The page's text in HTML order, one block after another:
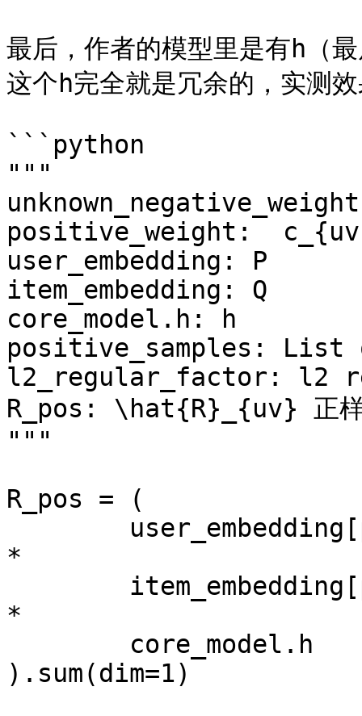
最后，作者的模型里是有h（
这个h完全就是冗余的，实测
```python
"""
positive_weight:
user_embedding: P
item_embedding: Q
core_model.h: h
positive_samples:
l2_regular_factor: l2
R_pos: \hat{R}_{uv} 正样
"""
R_pos = (
*
*
).sum(dim=1)